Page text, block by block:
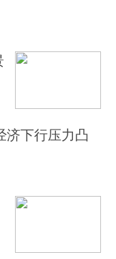
济下行压力凸